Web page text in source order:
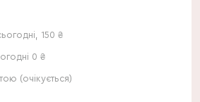
150 ₴
0 ₴
(очікується)